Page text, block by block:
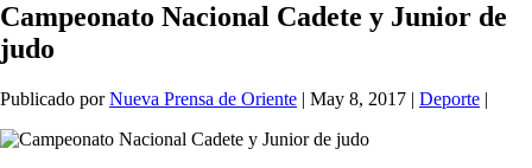
Campeonato Nacional Cadete y Junior de
judo
Publicado porNueva Prensa de Oriente | May 8, 2017 | Deporte |